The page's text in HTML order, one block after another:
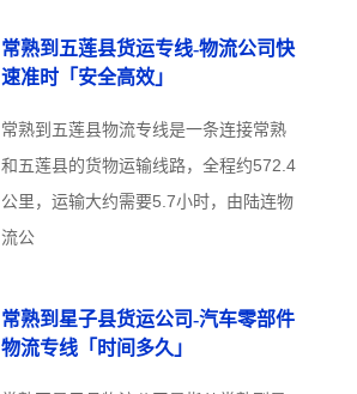
常熟到五莲县货运专线-物流公司快
速准时「安全高效」
常熟到五莲县物流专线是一条连接常熟
和五莲县的货物运输线路，全程约572.4
公里，运输大约需要5.7小时，由陆连物
流公
常熟到星子县货运公司-汽车零部件
物流专线「时间多久」